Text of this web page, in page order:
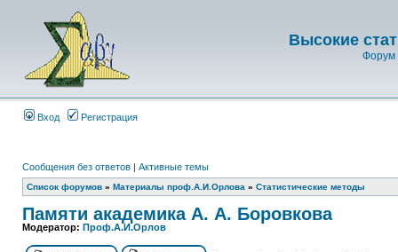
Высокие
Форум
Вход Регистрация
Сообщения без ответов | Активные темы
Список форумов » Материалы проф.А.И.Орлова » Статистические методы
Памяти академика А. А. Боровкова
Модератор: Проф.А.И.Орлов